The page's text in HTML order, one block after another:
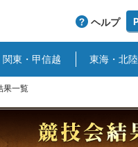
ヘルプ
関東・甲信越 東海・北陸
果一覧